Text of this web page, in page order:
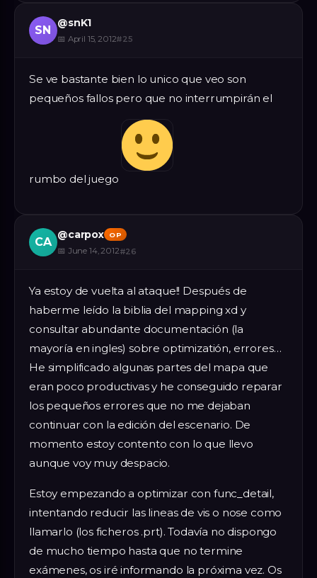
SN
@snK1
📅 April 15, 2012#25
Se ve bastante bien lo unico que veo son
pequeños fallos pero que no interrumpirán el
rumbo del juego
CA
@carpox OP
📅 June 14, 2012#26
Ya estoy de vuelta al ataque!! Después de
haberme leído la biblia del mapping xd y
consultar abundante documentación (la
mayoría en ingles) sobre optimizatión, errores…
He simplificado algunas partes del mapa que
eran poco productivas y he conseguido reparar
los pequeños errores que no me dejaban
continuar con la edición del escenario. De
momento estoy contento con lo que llevo
aunque voy muy despacio.
Estoy empezando a optimizar con func_detail,
intentando reducir las lineas de vis o nose como
llamarlo (los ficheros .prt). Todavía no dispongo
de mucho tiempo hasta que no termine
exámenes, os iré informando la próxima vez. Os